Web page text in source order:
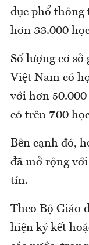
dục phổ thông
hơn 33.000
Số lượng cơ
Việt Nam có
với hơn
có trên 700
Bên cạnh đó,
đã mở rộng
tín.
Theo Bộ Giáo
hiện ký kết